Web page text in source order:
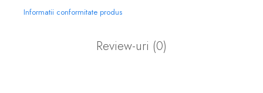
Informatii conformitate produs
Review-uri (0)